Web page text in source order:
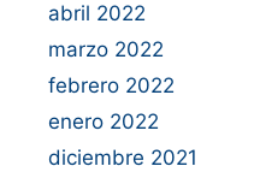
abril 2022
marzo 2022
febrero 2022
enero 2022
diciembre 2021